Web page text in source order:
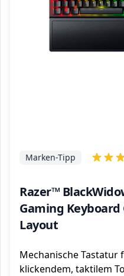
Razer™
Gaming
Layout
Marken-Tipp
Mechanische Tastatur
klickendem, taktilem